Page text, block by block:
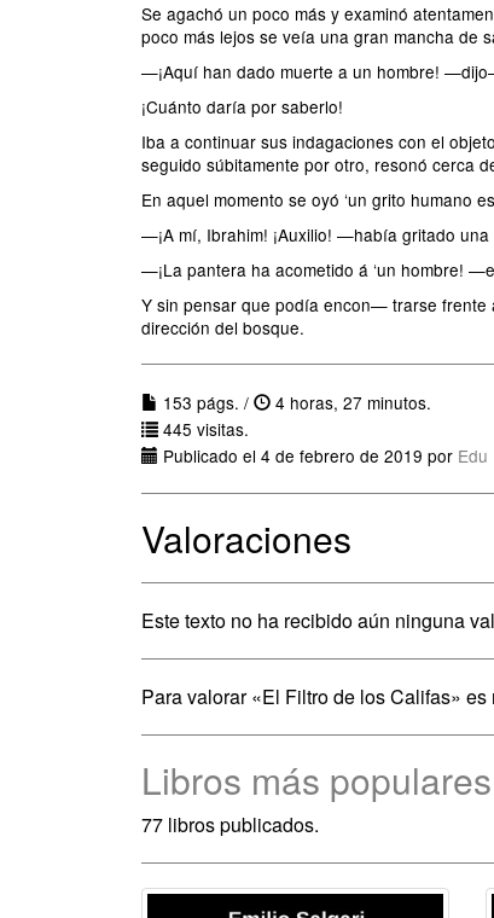
Se agachó un poco más y examinó
poco más lejos se veía una gran mancha de
—¡Aquí han dado muerte a un hombre!
¡Cuánto daría por saberlo!
Iba a continuar sus indagaciones con el
seguido súbitamente por otro, resonó cerca
En aquel momento se oyó ‘un grito humano
—¡A mí, Ibrahim! ¡Auxilio! —había gritado una
—¡La pantera ha acometido á ‘un hombre!
Y sin pensar que podía encon— trarse frente
dirección del bosque.
153 págs. /
4 horas, 27 minutos.
445 visitas.
Publicado el 4 de febrero de 2019 por Edu
Valoraciones
Este texto no ha recibido aún ninguna
Para valorar «El Filtro de los Califas» es
Libros más
77 libros publicados.